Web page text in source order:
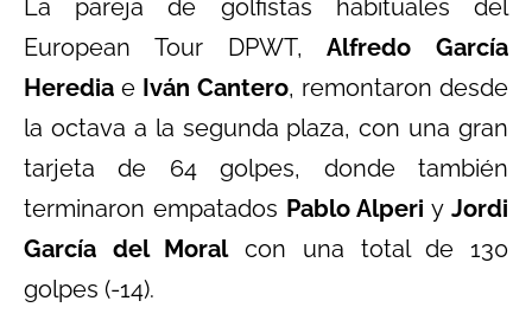
La pareja de golfistas habituales del
European Tour DPWT,Alfredo García
Heredia e Iván Cantero, remontaron desde
la octava a la segunda plaza, con una gran
tarjeta de 64 golpes, donde también
terminaron empatados Pablo Alperi yJordi
García del Moralcon una total de 130
golpes (-14).